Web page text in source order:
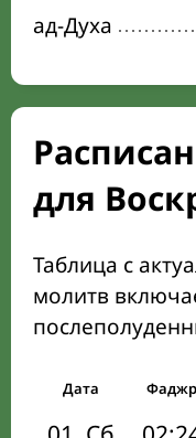
ад-Духа
для
Таблица с
молитв
Дата Фаджр